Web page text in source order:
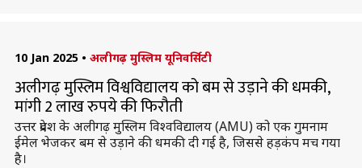
10 Jan 2025 • अलीगढ़ मुस्लिम यूनिवर्सिटी
अलीगढ़ मुस्लिम विश्वविद्यालय को बम से उड़ाने की धमकी,
मांगी 2 लाख रुपये की फिरौती
उत्तर प्रदेश के अलीगढ़ मुस्लिम विश्वविद्यालय (AMU) को एक गुमनाम
ईमेल भेजकर बम से उड़ाने की धमकी दी गई है, जिससे हड़कंप मच गया
है।